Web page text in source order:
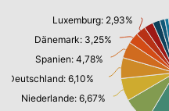
Niederlande: 6,67%
Deutschland: 6,10%
Spanien: 4,78%
Dänemark: 3,25%
Luxemburg: 2,93%